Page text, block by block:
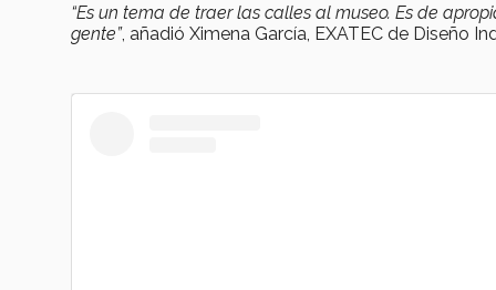
“Es un tema de traer las calles al museo. Es de
gente”, añadió Ximena García, EXATEC de Diseño